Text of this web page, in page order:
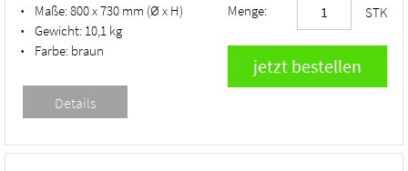
• Maße:800 x 730 mm (Ø x H)
• Gewicht: 10,1 kg
• Farbe: braun
Menge: STK